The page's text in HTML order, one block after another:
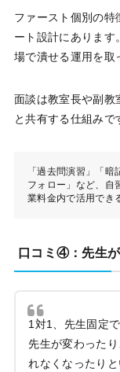
ファースト個別の特
ート設計にあります
場で潰せる運用を取
面談は教室長や副教
と共有する仕組みで
「過去問演習」「
フォロー」など、自
業料金内で活用でき
口コミ④：先生
1対1、先生固定
先生が変わった
れなくなったり